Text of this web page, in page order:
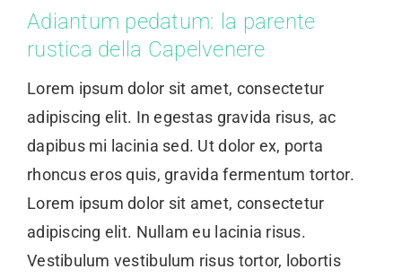
Adiantum pedatum: la parente
rustica della Capelvenere
Lorem ipsum dolor sit amet, consectetur
adipiscing elit. In egestas gravida risus, ac
dapibus mi lacinia sed. Ut dolor ex, porta
rhoncus eros quis, gravida fermentum tortor.
Lorem ipsum dolor sit amet, consectetur
adipiscing elit. Nullam eu lacinia risus.
Vestibulum vestibulum risus tortor, lobortis